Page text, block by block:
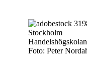
Foto: Peter